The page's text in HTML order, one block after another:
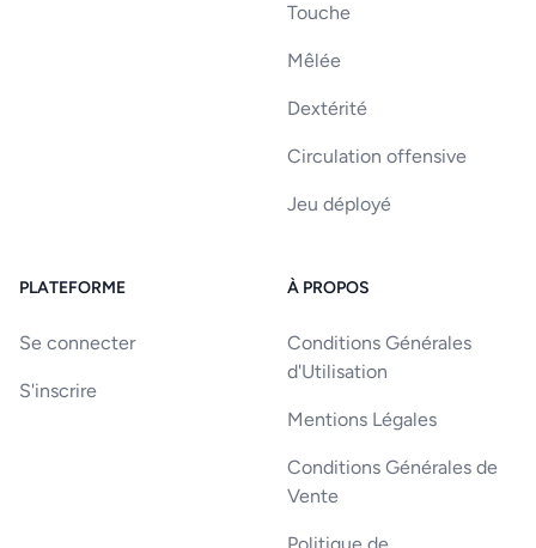
Touche
Mêlée
Dextérité
Circulation offensive
Jeu déployé
PLATEFORME
Se connecter
S'inscrire
À PROPOS
Conditions Générales
d'Utilisation
Mentions Légales
Conditions Générales de
Vente